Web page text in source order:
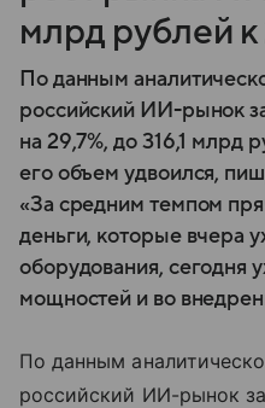
млрд рублей
По данным
российский ИИ-рынок
на 29,7%, до 316,1 млрд
его объем удвоился,
«За средним темпом
деньги, которые вчера
оборудования, сегодня
мощностей и во
По данным
российский ИИ-рынок